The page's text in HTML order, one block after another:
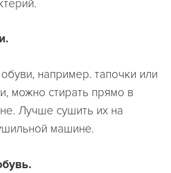
например. тапочки или
можно стирать прямо в
Лучше сушить их на
машине.